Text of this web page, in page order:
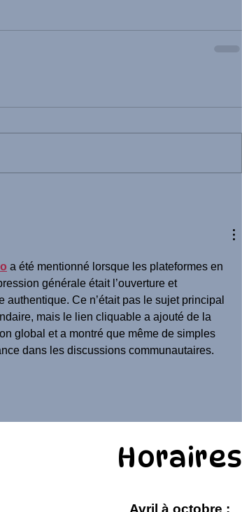
a été mentionné lorsque les plateformes en
générale était l’ouverture et
authentique. Ce n’était pas le sujet principal
mais le lien cliquable a ajouté de la
global et a montré que même de simples
dans les discussions communautaires.
Horaires
Avril à octobre :